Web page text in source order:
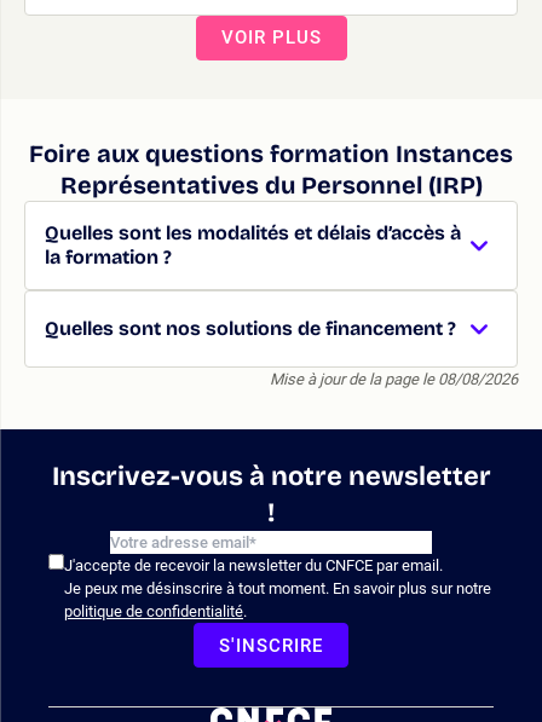
VOIR PLUS
Foire aux questions formation Instances
Représentatives du Personnel (IRP)
Quelles sont les modalités et délais d’accès à
la formation ?
Quelles sont nos solutions de financement ?
Mise à jour de la page le 08/08/2026
Inscrivez-vous à notre newsletter
!
J'accepte de recevoir la newsletter du CNFCE par email.
Je peux me désinscrire à tout moment. En savoir plus sur notre
politique de confidentialité.
S'INSCRIRE